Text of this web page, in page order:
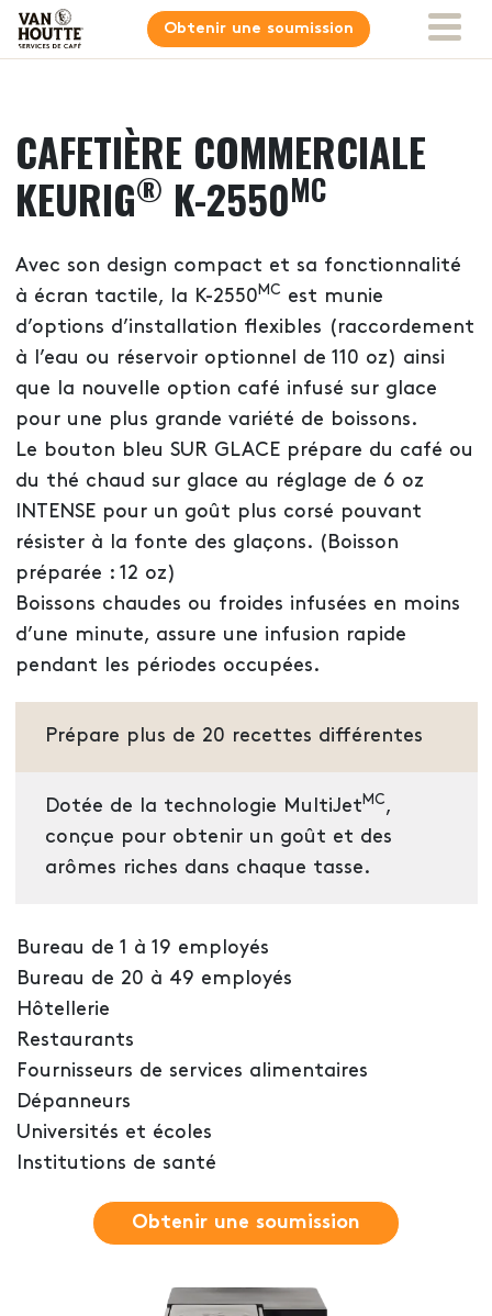
Obtenir une soumission
CAFETIÈRE COMMERCIALE
KEURIG® K-2550MC
Avec son design compact et sa fonctionnalité
à écran tactile, la K-2550 MC
est munie
d’options d’installation flexibles (raccordement
à l’eau ou réservoir optionnel de 110 oz) ainsi
que la nouvelle option café infusé sur glace
pour une plus grande variété de boissons.
Le bouton bleu SUR GLACE prépare du café ou
du thé chaud sur glace au réglage de 6 oz
INTENSE pour un goût plus corsé pouvant
résister à la fonte des glaçons. (Boisson
préparée : 12 oz)
Boissons chaudes ou froides infusées en moins
d’une minute, assure une infusion rapide
pendant les périodes occupées.
Prépare plus de 20 recettes différentes
Dotée de la technologie MultiJet MC,
conçue pour obtenir un goût et des
arômes riches dans chaque tasse.
Bureau de 1 à 19 employés
Bureau de 20 à 49 employés
Hôtellerie
Restaurants
Fournisseurs de services alimentaires
Dépanneurs
Universités et écoles
Institutions de santé
Obtenir une soumission